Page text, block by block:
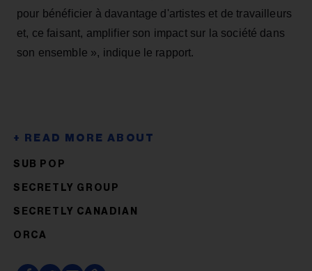
pour bénéficier à davantage d'artistes et de travailleurs
et, ce faisant, amplifier son impact sur la société dans
son ensemble », indique le rapport.
SUB POP
SECRETLY GROUP
SECRETLY CANADIAN
ORCA